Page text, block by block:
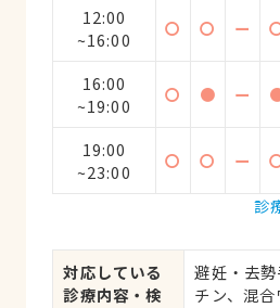
12:00
~16:00
〇 〇 ー
16:00
~19:00
〇 ● ー
19:00
~23:00
〇 〇 ー
診
対応している
診療内容・検
避妊・去
チン、混